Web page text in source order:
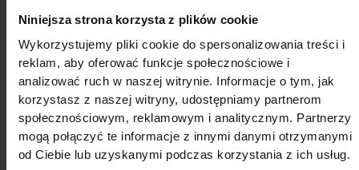
Niniejsza strona korzysta z plików cookie
Wykorzystujemy pliki cookie do spersonalizowania treści i
reklam, aby oferować funkcje społecznościowe i
analizować ruch w naszej witrynie. Informacje o tym, jak
korzystasz z naszej witryny, udostępniamy partnerom
społecznościowym, reklamowym i analitycznym. Partnerzy
mogą połączyć te informacje z innymi danymi otrzymanymi
od Ciebie lub uzyskanymi podczas korzystania z ich usług.
W branży fotowoltaicznej często mówi się, że kompatybilność
falowników hybrydowych zzewnętrznymi magazynami
energiimoże być ograniczona. U wielu producentów wymusza
to zakup urządzeń wyłącznie jednej marki. W Miellec
podchodzimy do tego inaczej. Nasze inwertery wykorzystują
uniwersalne i sprawdzone protokoły komunikacyjne, co
zapewnia dużą elastyczność i ułatwia integrację z